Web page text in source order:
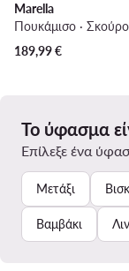
Marella
Πουκάμισο ·
189,99€
Το ύφασμα
Επίλεξε ένα
Μετάξι
Βαμβάκι